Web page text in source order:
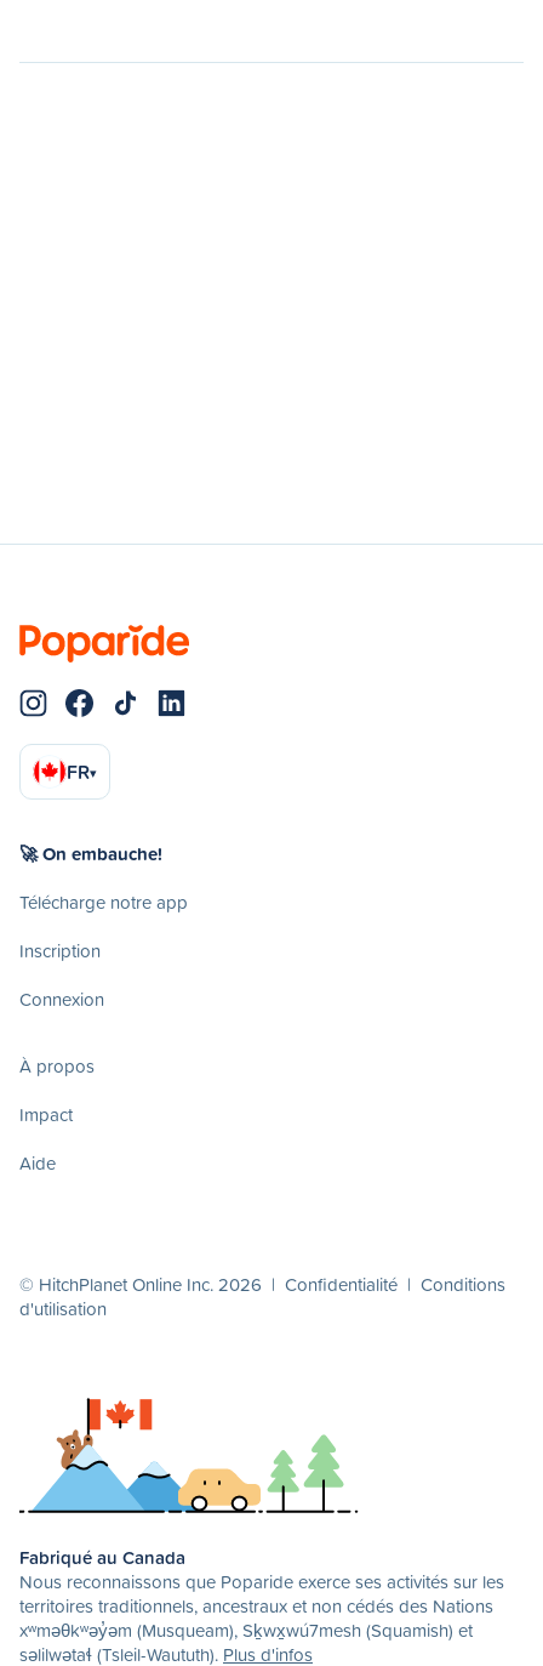
FR▾
🚀 On embauche!
Télécharge notre app
Inscription
Connexion
À propos
Impact
Aide
© HitchPlanet Online Inc. 2026 | Confidentialité | Conditions
d'utilisation
Fabriqué au Canada
Nous reconnaissons que Poparide exerce ses activités sur les
territoires traditionnels, ancestraux et non cédés des Nations
xʷməθkʷəy̓əm (Musqueam), Sḵwx̱wú7mesh (Squamish) et
səlilwətaɬ (Tsleil-Waututh). Plus d'infos